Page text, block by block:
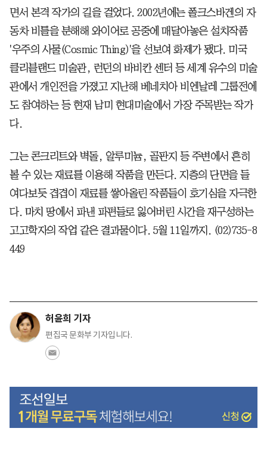
면서 본격 작가의 길을 걸었다. 2002년에는 폴크스바겐의 자
동차 비틀을 분해해 와이어로 공중에 매달아놓은 설치작품
'우주의 사물(Cosmic Thing)'을 선보여 화제가 됐다. 미국
클리블랜드 미술관, 런던의 바비칸 센터 등 세계 유수의 미술
관에서 개인전을 가졌고 지난해 베네치아 비엔날레 그룹전에
도 참여하는 등 현재 남미 현대미술에서 가장 주목받는 작가
다.
그는 콘크리트와 벽돌, 알루미늄, 골판지 등 주변에서 흔히
볼 수 있는 재료를 이용해 작품을 만든다. 지층의 단면을 들
여다보듯 겹겹이 재료를 쌓아올린 작품들이 호기심을 자극한
다. 마치 땅에서 파낸 파편들로 잃어버린 시간을 재구성하는
고고학자의 작업 같은 결과물이다. 5월 11일까지. (02)735-8
449
허윤희 기자
편집국 문화부 기자입니다.